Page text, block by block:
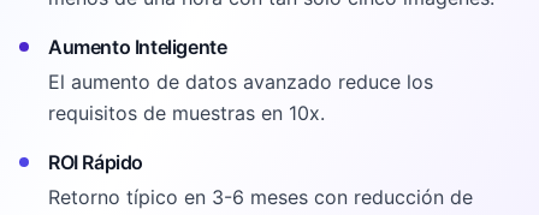
Aumento Inteligente
El aumento de datos avanzado reduce los
requisitos de muestras en 10x.
ROI Rápido
Retorno típico en 3-6 meses con reducción de